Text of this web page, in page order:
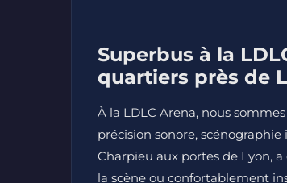
Superbus à la
quartiers près de
À la LDLC Arena, nous
précision sonore,
Charpieu aux portes de Lyon,
la scène ou confortablement